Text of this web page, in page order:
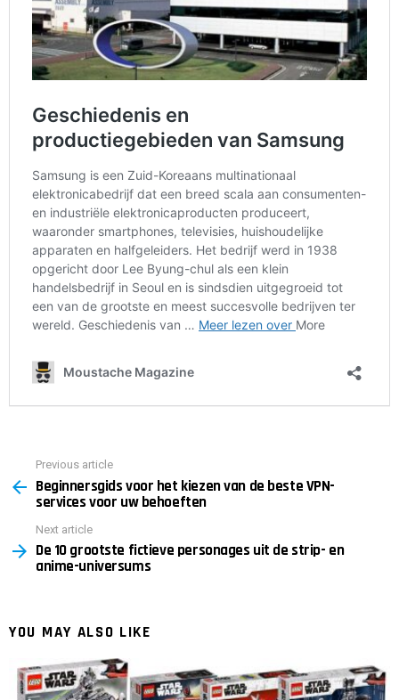
more
Previous article
Beginnersgids voor het kiezen van de beste VPN-
services voor uw behoeften
Next article
De 10 grootste fictieve personages uit de strip- en
anime-universums
YOU MAY ALSO LIKE